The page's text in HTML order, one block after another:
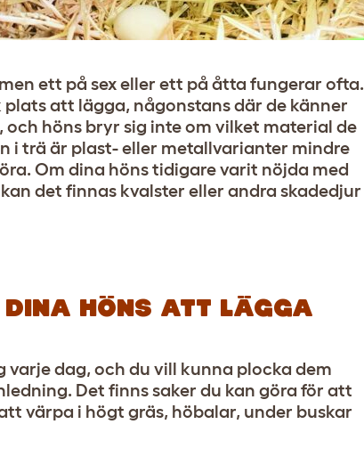
ett på sex eller ett på åtta fungerar ofta.
att lägga, någonstans där de känner
höns bryr sig inte om vilket material de
i trä är plast- eller metallvarianter mindre
Om dina höns tidigare varit nöjda med
det finnas kvalster eller andra skadedjur
HÖNS ATT LÄGGA
dag, och du vill kunna plocka dem
Det finns saker du kan göra för att
värpa i högt gräs, höbalar, under buskar